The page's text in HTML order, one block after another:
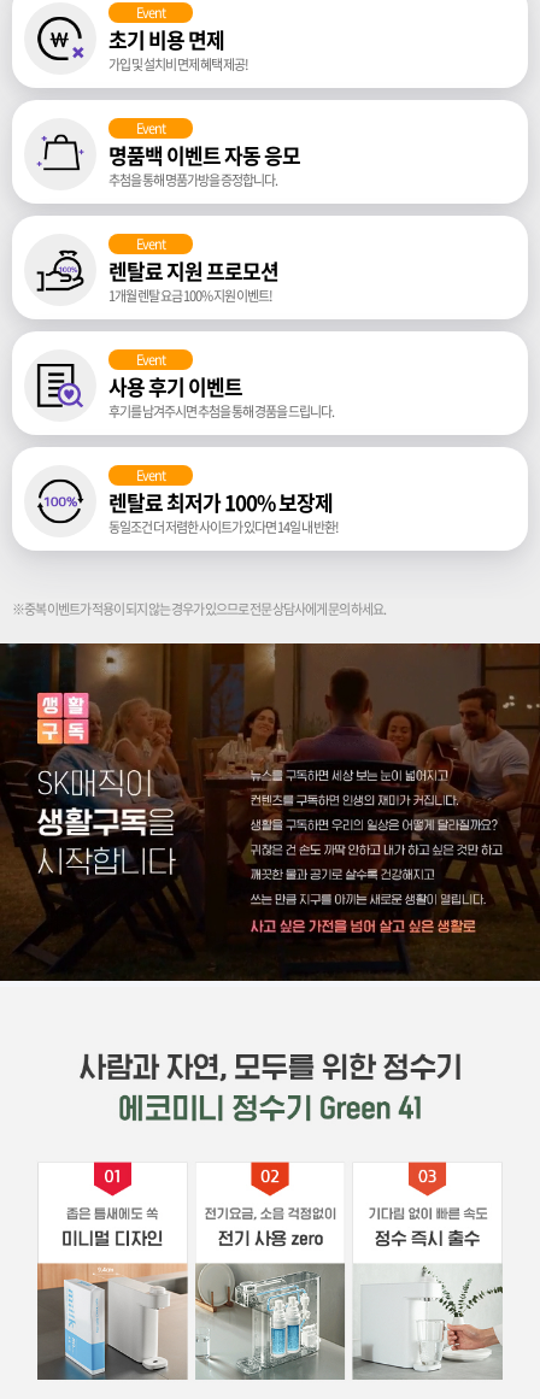
Event
초기 비용 면제
가입 및 설치비 면제 혜택 제공!
Event
명품백 이벤트 자동 응모
추첨을 통해 명품가방을 증정합니다.
Event
렌탈료 지원 프로모션
1개월 렌탈 요금 100% 지원 이벤트!
Event
사용 후기 이벤트
후기를 남겨주시면 추첨을 통해 경품을 드립니다.
Event
렌탈료 최저가 100% 보장제
동일조건 더 저렴한 사이트가 있다면 14일 내 반환!
※중복 이벤트가 적용이 되지 않는 경우가 있으므로 전문 상담사에게 문의 하세요.